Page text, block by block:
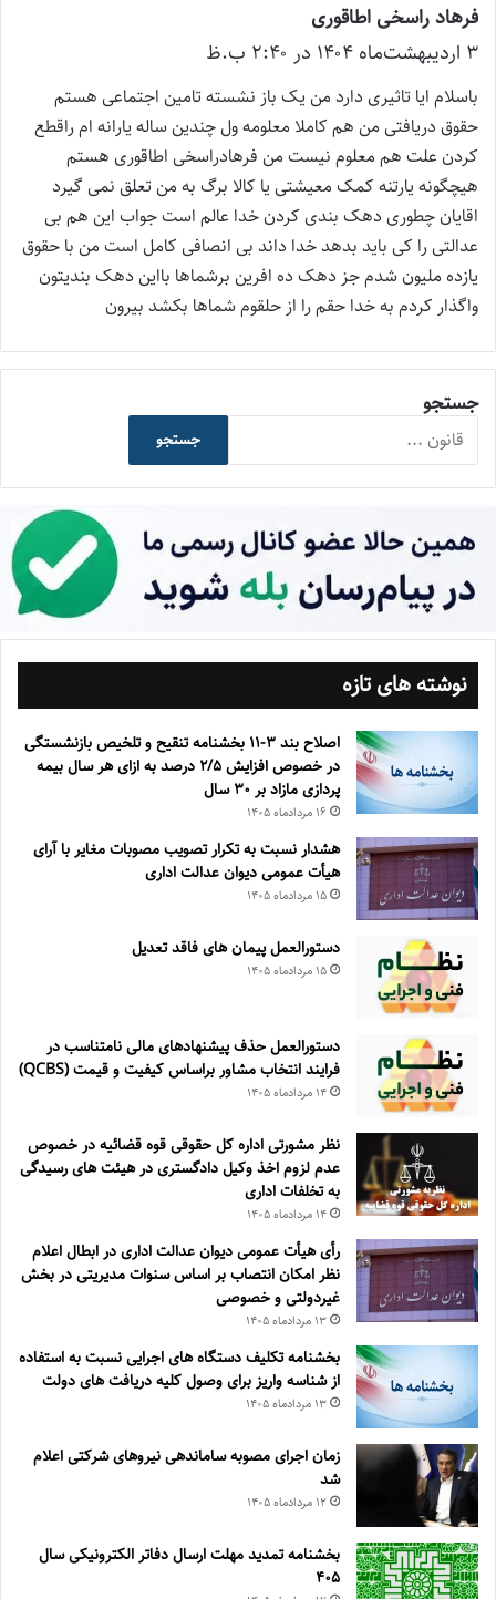
فرهاد راسخی اطاقوری
ف
ت
:
۳ اردیبهشت‌ماه ۱۴۰۴ در ۲:۴۰ ب.ظ
باسلام ایا تاثیری دارد من یک باز نشسته تامین اجتماعی هستم
حقوق دریافتی من هم کاملا معلومه ول چندین ساله یارانه ام راقطع
کردن علت هم معلوم نیست من فرهادراسخی اطاقوری هستم
هیچگونه یارتنه کمک معیشتی یا کالا برگ به من تعلق نمی گیرد
اقایان چطوری دهک بندی کردن خدا عالم است جواب این هم بی
عدالتی را کی باید بدهد خدا داند بی انصافی کامل است من با حقوق
یازده ملیون شدم جز دهک ده افرین برشماها بااین دهک بندیتون
واگذار کردم به خدا حقم را از حلقوم شماها بکشد بیرون
جستجو
جستجو
نوشته های تازه
اصلاح بند ۳‏-۱۱ بخشنامه تنقیح و تلخیص بازنشستگی
در خصوص افزایش ۵‏‏‏‏‏‏‏‏‏/۲ درصد به ازای هر سال بیمه
پردازی مازاد بر ۳۰‏ سال
۱۶ مرداد‌ماه ۱۴۰۵
هشدار نسبت به تکرار تصویب مصوبات مغایر با آرای
هیأت عمومی دیوان عدالت اداری
۱۵ مرداد‌ماه ۱۴۰۵
دستورالعمل پیمان های فاقد تعدیل
۱۵ مرداد‌ماه ۱۴۰۵
دستورالعمل حذف پيشنهادهای مالی نامتناسب در
فرايند انتخاب مشاور براساس كيفيت و قيمت (QCBS)
۱۴ مرداد‌ماه ۱۴۰۵
نظر مشورتی اداره کل حقوقی قوه قضائیه در خصوص
عدم لزوم اخذ وکیل دادگستری در هیئت های رسیدگی
به تخلفات اداری
۱۴ مرداد‌ماه ۱۴۰۵
رأی هیأت عمومی دیوان عدالت اداری در ابطال اعلام
نظر امکان انتصاب بر اساس سنوات مدیریتی در بخش
غیردولتی و خصوصی
۱۳ مرداد‌ماه ۱۴۰۵
بخشنامه تکلیف دستگاه های اجرایی نسبت به استفاده
از شناسه واریز برای وصول کلیه دریافت های دولت
۱۳ مرداد‌ماه ۱۴۰۵
زمان اجرای مصوبه ساماندهی نیروهای شرکتی اعلام
شد
۱۲ مرداد‌ماه ۱۴۰۵
بخشنامه تمدید مهلت ارسال دفاتر الکترونیکی سال
۴۰۵